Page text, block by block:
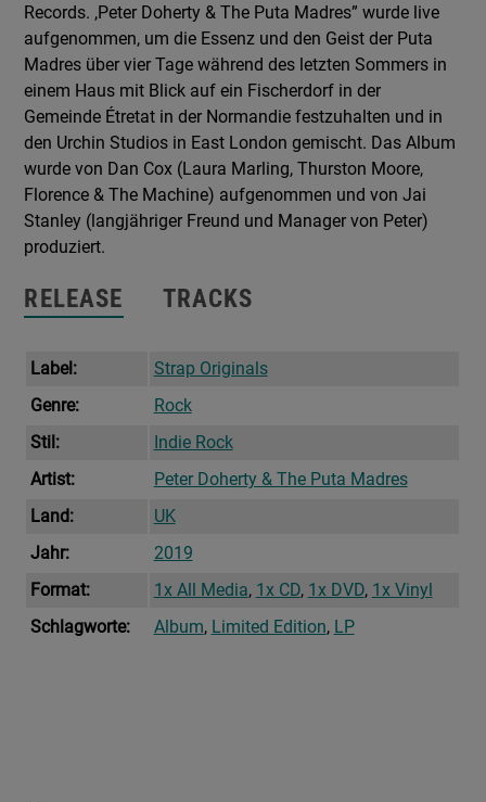
Records. ,Peter Doherty & The Puta Madres” wurde live
aufgenommen, um die Essenz und den Geist der Puta
Madres über vier Tage während des letzten Sommers in
einem Haus mit Blick auf ein Fischerdorf in der
Gemeinde Étretat in der Normandie festzuhalten und in
den Urchin Studios in East London gemischt. Das Album
wurde von Dan Cox (Laura Marling, Thurston Moore,
Florence & The Machine) aufgenommen und von Jai
Stanley (langjähriger Freund und Manager von Peter)
produziert.
RELEASE TRACKS
Label:
Strap Originals
Genre:
Rock
Stil:
Indie Rock
Artist:
Peter Doherty & The Puta Madres
Land:
UK
Jahr:
2019
Format:
1x All Media, 1x CD, 1x DVD, 1x Vinyl
Schlagworte:
Album, Limited Edition, LP